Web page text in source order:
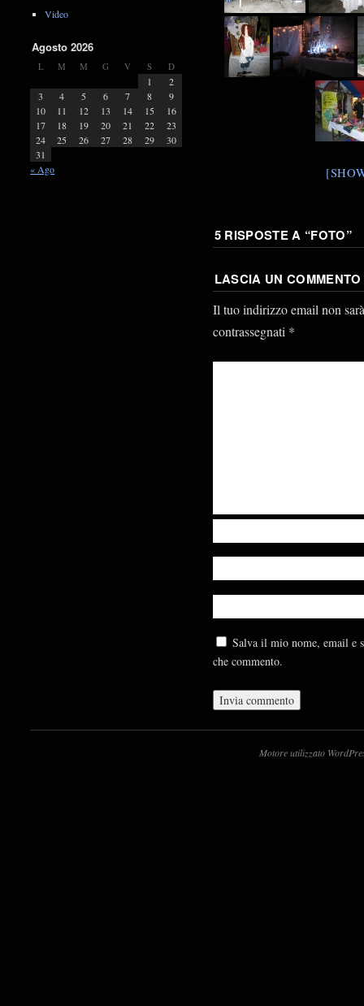
5 RISPOSTE A “FOTO”
LASCIA UN COMMENTO
Il tuo indirizzo email non
contrassegnati *
Salva il mio nome, email e
che commento.
Video
Agosto 2026
L M M G V S D
1
2
3
4 5 6 7 8
9
10
11 12 13 14 15
16
17
18 19 20 21 22
23
24
25 26 27 28 29
30
31
« Ago
Motore utilizzato